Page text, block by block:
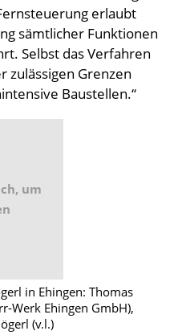
erlaubt
sämtlicher Funktionen
Selbst das Verfahren
zulässigen Grenzen
Baustellen.“
um
in Ehingen: Thomas
Werk Ehingen GmbH),
(v.l.)